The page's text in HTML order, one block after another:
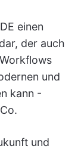
einen
der auch
und
kann -
und